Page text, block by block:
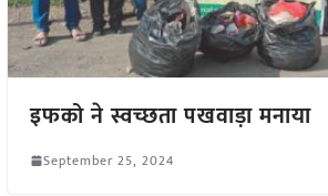
इफको ने स्वच्छता पखवाड़ा मनाया
September 25, 2024